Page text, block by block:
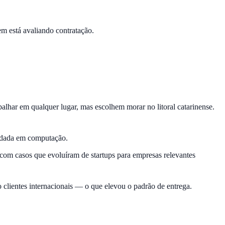
está avaliando contratação.
em qualquer lugar, mas escolhem morar no litoral catarinense.
em computação.
casos que evoluíram de startups para empresas relevantes
internacionais — o que elevou o padrão de entrega.